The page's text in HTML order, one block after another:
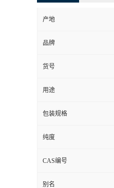
产地
品牌
货号
用途
包装规格
纯度
CAS编号
别名